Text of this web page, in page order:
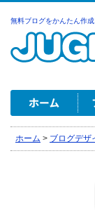
無料ブログをかんたん作成
ホーム > ブログデザ